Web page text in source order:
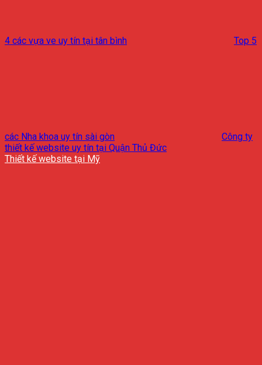
4 các vựa ve uy tín tại tân bình Top 5
các Nha khoa uy tín sài gòn
Công ty
thiết kế website uy tín tại Quận Thủ Đức
Thiết kế website tại Mỹ